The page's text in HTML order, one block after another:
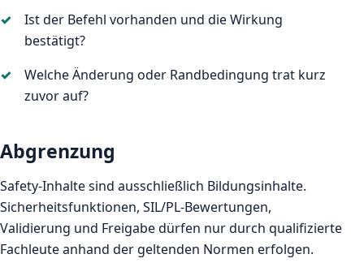
Ist der Befehl vorhanden und die Wirkung
bestätigt?
Welche Änderung oder Randbedingung trat kurz
zuvor auf?
Abgrenzung
Safety-Inhalte sind ausschließlich Bildungsinhalte.
Sicherheitsfunktionen, SIL/PL-Bewertungen,
Validierung und Freigabe dürfen nur durch qualifizierte
Fachleute anhand der geltenden Normen erfolgen.